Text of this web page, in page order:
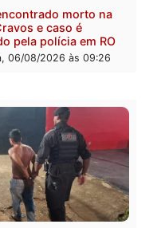
entre caminhão e carro
quatro mortos em Porto
quinta-feira, 06/08/2026 às